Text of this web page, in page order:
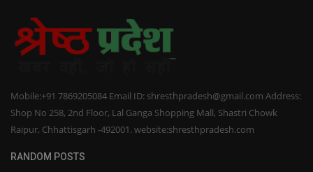
Mobile:+91 7869205084 Email ID: shresthpradesh@gmail.com Address:
Shop No 258, 2nd Floor, Lal Ganga Shopping Mall, Shastri Chowk
Raipur, Chhattisgarh -492001. website:shresthpradesh.com
RANDOM POSTS